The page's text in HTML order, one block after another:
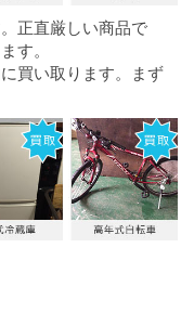
正直厳しい商品で
す。
買い取ります。まず